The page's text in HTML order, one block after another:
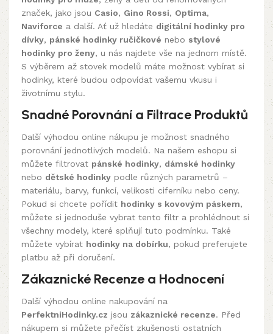
značek, jako jsou Casio, Gino Rossi, Optima,
Naviforce a další. Ať už hledáte digitální hodinky pro
dívky, pánské hodinky ručičkové nebo stylové
hodinky pro ženy, u nás najdete vše na jednom místě.
S výběrem až stovek modelů máte možnost vybírat si
hodinky, které budou odpovídat vašemu vkusu i
životnímu stylu.
Snadné Porovnání a Filtrace Produktů
Další výhodou online nákupu je možnost snadného
porovnání jednotlivých modelů. Na našem eshopu si
můžete filtrovat pánské hodinky, dámské hodinky
nebo dětské hodinky podle různých parametrů –
materiálu, barvy, funkcí, velikosti ciferníku nebo ceny.
Pokud si chcete pořídit hodinky s kovovým páskem,
můžete si jednoduše vybrat tento filtr a prohlédnout si
všechny modely, které splňují tuto podmínku. Také
můžete vybírat hodinky na dobírku, pokud preferujete
platbu až při doručení.
Zákaznické Recenze a Hodnocení
Další výhodou online nakupování na
PerfektniHodinky.cz jsou zákaznické recenze. Před
nákupem si můžete přečíst zkušenosti ostatních